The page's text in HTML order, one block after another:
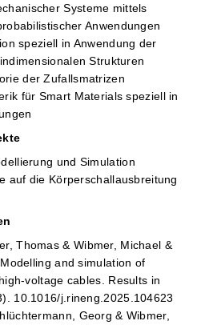
Systeme mittels
Anwendungen
speziell in Anwendung der
Strukturen
der Zufallsmatrizen
für Smart Materials speziell in
und Simulation
auf die Körperschallausbreitung
Thomas & Wibmer, Michael &
and simulation of
voltage cables. Results in
10.1016/j.rineng.2025.104623
Georg & Wibmer,